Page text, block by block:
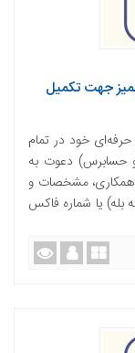
جهت تکمیل
خود در تمام
حسابرس) دعوت به
همکاری، مشخصات و
را به شماره 09199535182 (برنامه بله) یا شماره فاکس